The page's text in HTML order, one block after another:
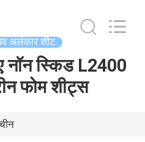
अलंकार शीट
नॉन स्किड L2400
फोम शीट्स